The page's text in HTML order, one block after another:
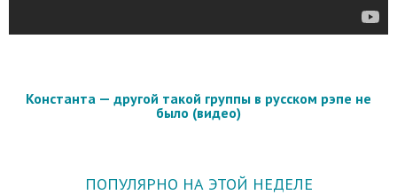
Константа — другой такой группы в русском рэпе не
было (видео)
ПОПУЛЯРНО НА ЭТОЙ НЕДЕЛЕ